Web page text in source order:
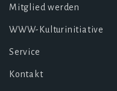
Mitglied werden
WWW-Kulturinitiative
Service
Kontakt